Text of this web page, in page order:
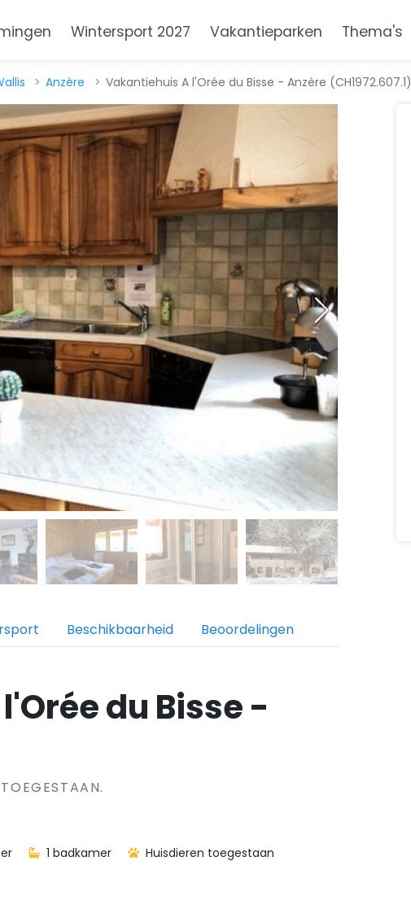
Wintersport 2027 Vakantieparken Thema's
Anzère Vakantiehuis A l'Orée du Bisse - Anzère (CH1972.607.1)
Beschikbaarheid Beoordelingen
du Bisse -
1 badkamer
Huisdieren toegestaan